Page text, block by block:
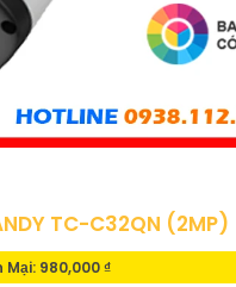
TC-C32QN (2MP)
Mại: 980,000 ₫